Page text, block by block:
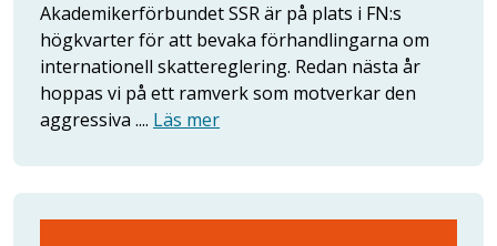
Akademikerförbundet SSR är på plats i FN:s
högkvarter för att bevaka förhandlingarna om
internationell skattereglering. Redan nästa år
hoppas vi på ett ramverk som motverkar den
aggressiva .... Läs mer